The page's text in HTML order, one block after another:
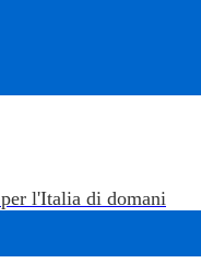
l'Italia di domani